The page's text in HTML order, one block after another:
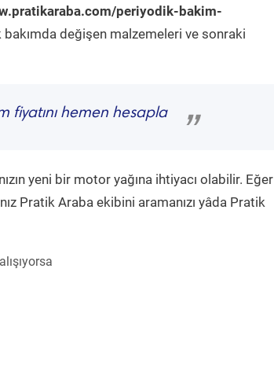
periyodik-bakim-
değişen malzemeleri ve sonraki
fiyatını hemen hesapla
”
yeni bir motor yağına ihtiyacı olabilir. Eğer
Pratik Araba ekibini aramanızı yâda Pratik